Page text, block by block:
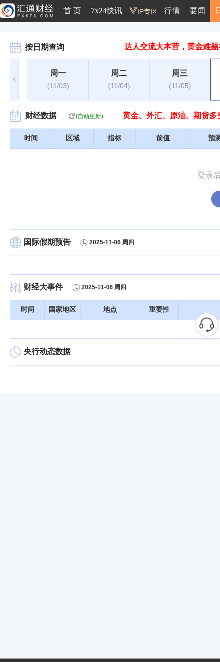
首 页 7x24快讯 行情 要闻
按日期查询 达人交流大本营，黄金难
周一
(11/03)
周二
(11/04)
周三
(11/05)
财经数据 (自动更新) 黄金、外汇、原油、期货多
时间 区域 指标 前值 预
登录
国际假期预告 2025-11-06 周四
财经大事件 2025-11-06 周四
时间 国家地区 地点 重要性
央行动态数据